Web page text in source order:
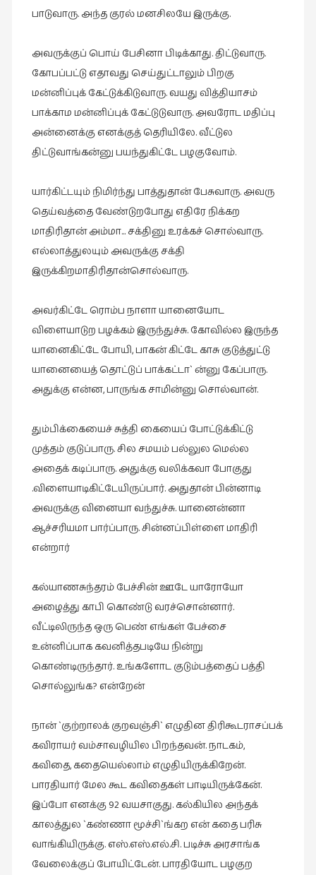
பாடுவாரு. அந்த குரல் மனசிலயே இருக்கு.
அவருக்குப் பொய் பேசினா பிடிக்காது. திட்டுவாரு.
கோபப்பட்டு எதாவது செய்துட்டாலும் பிறகு
மன்னிப்புக் கேட்டுக்கிடுவாரு. வயது வித்தியாசம்
பாக்காம மன்னிப்புக் கேட்டுடுவாரு. அவரோட மதிப்பு
அன்னைக்கு எனக்குத் தெரியிலே. வீட்டுல
திட்டுவாங்கன்னு பயந்துகிட்டே பழகுவோம்.
யார்கிட்டயும் நிமிர்ந்து பாத்துதான் பேசுவாரு. அவரு
தெய்வத்தை வேண்டுறபோது எதிரே நிக்கற
மாதிரிதான் அம்மா… சக்தினு உரக்கச் சொல்வாரு.
எல்லாத்துலயும் அவருக்கு சக்தி
இருக்கிறமாதிரிதான்சொல்வாரு.
அவர்கிட்டே ரொம்ப நாளா யானையோட
விளையாடுற பழக்கம் இருந்துச்சு. கோவில்ல இருந்த
யானைகிட்டே போயி, பாகன் கிட்டே காசு குடுத்துட்டு
யானையைத் தொட்டுப் பாக்கட்டா` ன்னு கேப்பாரு.
அதுக்கு என்ன, பாருங்க சாமின்னு சொல்வான்.
தும்பிக்கையைச் சுத்தி கையைப் போட்டுக்கிட்டு
முத்தம் குடுப்பாரு. சில சமயம் பல்லுல மெல்ல
அதைக் கடிப்பாரு. அதுக்கு வலிக்கவா போகுது
.விளையாடிகிட்டேயிருப்பார். அதுதான் பின்னாடி
அவருக்கு வினையா வந்துச்சு. யானைன்னா
ஆச்சரியமா பார்ப்பாரு. சின்னப்பிள்ளை மாதிரி
என்றார்
கல்யாணசுந்தரம் பேச்சின் ஊடே யாரோயோ
அழைத்து காபி கொண்டு வரச்சொன்னார்.
வீட்டிலிருந்த ஒரு பெண் எங்கள் பேச்சை
உன்னிப்பாக கவனித்தபடியே நின்று
கொண்டிருந்தார். உங்களோட குடும்பத்தைப் பத்தி
சொல்லுங்க? என்றேன்
நான் `குற்றாலக் குறவஞ்சி` எழுதின திரிகூடராசப்பக்
கவிராயர் வம்சாவழியில பிறந்தவன். நாடகம்,
கவிதை, கதையெல்லாம் எழுதியிருக்கிறேன்.
பாரதியார் மேல கூட கவிதைகள் பாடியிருக்கேன்.
இப்போ எனக்கு 92 வயசாகுது. கல்கியில அந்தக்
காலத்துல `கண்ணா மூச்சி`ங்கற என் கதை பரிசு
வாங்கியிருக்கு. எஸ்.எஸ்.எல்.சி. படிச்சு அரசாங்க
வேலைக்குப் போயிட்டேன். பாரதியோட பழகுற